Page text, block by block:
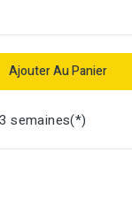
Ajouter Au Panier
semaines(*)